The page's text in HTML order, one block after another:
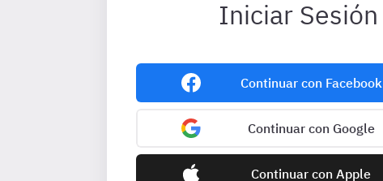
Iniciar Sesión
Continuar con Facebook
Continuar con Google
Continuar con Apple